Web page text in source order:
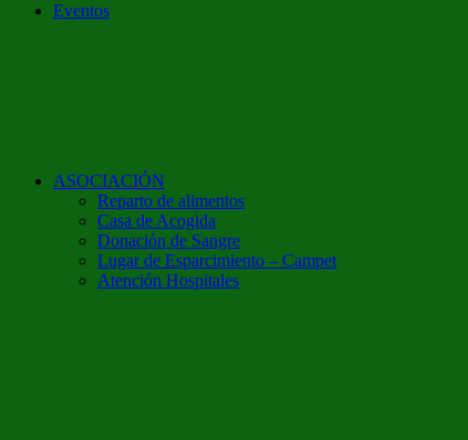
Eventos
ASOCIACIÓN
Reparto de alimentos
Casa de Acogida
Donación de Sangre
Lugar de Esparcimiento – Campet
Atención Hospitales